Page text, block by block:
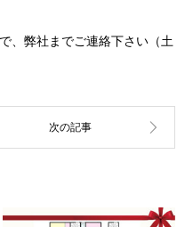
、弊社までご連絡下さい（土